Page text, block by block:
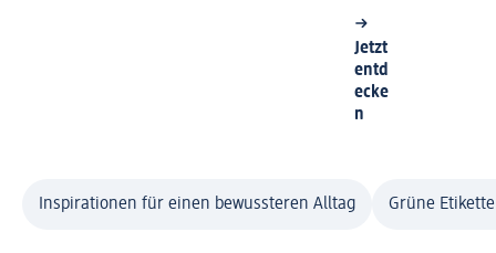
Jetzt
entd
ecke
n
Inspirationen für einen bewussteren Alltag Grüne